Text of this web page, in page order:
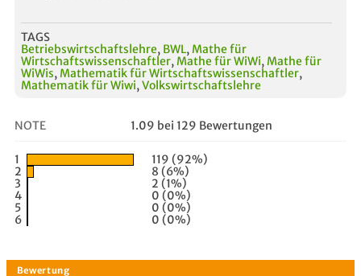
TAGS
Betriebswirtschaftslehre, BWL, Mathe für
Wirtschaftswissenschaftler, Mathe für WiWi, Mathe für
WiWis, Mathematik für Wirtschaftswissenschaftler,
Mathematik für Wiwi, Volkswirtschaftslehre
NOTE 1.09 bei 129 Bewertungen
1
119 (92%)
2
8 (6%)
3
2 (1%)
4
0 (0%)
5
0 (0%)
6
0 (0%)